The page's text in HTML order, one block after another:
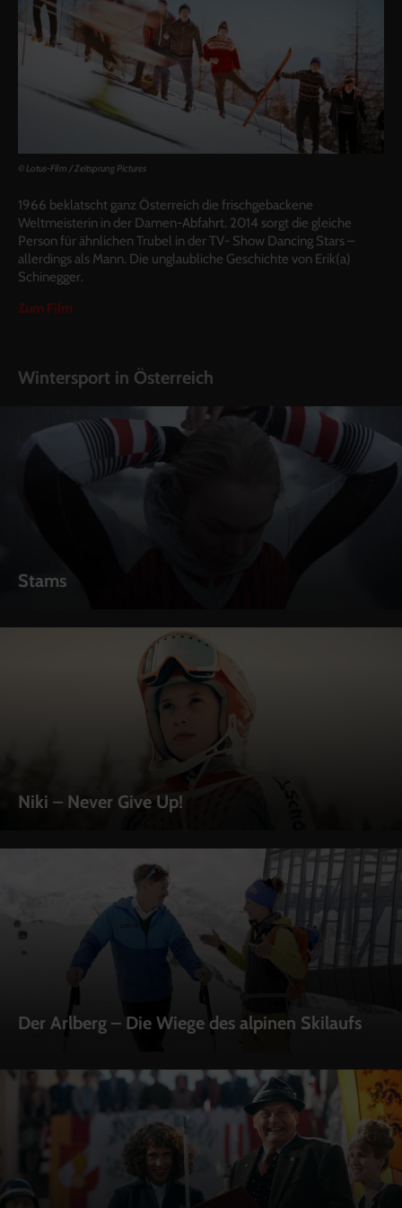
© Lotus-Film / Zeitsprung Pictures
1966 beklatscht ganz Österreich die frischgebackene
Weltmeisterin in der Damen-Abfahrt. 2014 sorgt die gleiche
Person für ähnlichen Trubel in der TV- Show Dancing Stars –
allerdings als Mann. Die unglaubliche Geschichte von Erik(a)
Schinegger.
Zum Film
Wintersport in Österreich
Stams
Niki – Never Give Up!
Der Arlberg – Die Wiege des alpinen Skilaufs